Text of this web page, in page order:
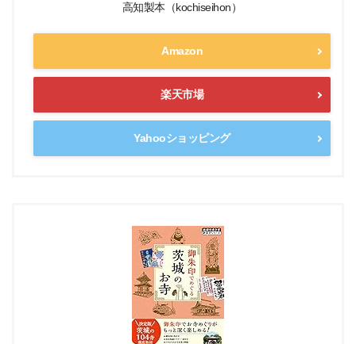
高知製本（kochiseihon）
Amazon
楽天市場
Yahooショッピング